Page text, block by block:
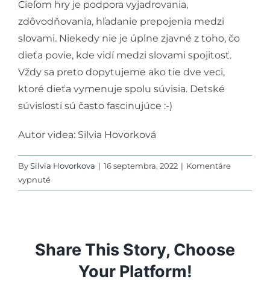
Podporte nás
Cieľom hry je podpora vyjadrovania,
zdôvodňovania, hľadanie prepojenia medzi
slovami. Niekedy nie je úplne zjavné z toho, čo
dieťa povie, kde vidí medzi slovami spojitosť.
Vždy sa preto dopytujeme ako tie dve veci,
ktoré dieťa vymenuje spolu súvisia. Detské
súvislosti sú často fascinujúce :-)
Autor videa: Silvia Hovorková
BySilvia Hovorkova | 16 septembra, 2022 | Komentáre
vypnuténa
Slovné
Share This Story, Choose
Your Platform!